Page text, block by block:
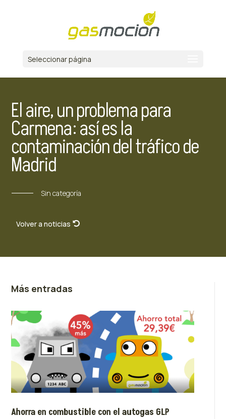
Seleccionar página
El aire, un problema para
Carmena: así es la
contaminación del tráfico de
Madrid
Sin categoría
Volver a noticias
Más entradas
Ahorra en combustible con el autogas GLP